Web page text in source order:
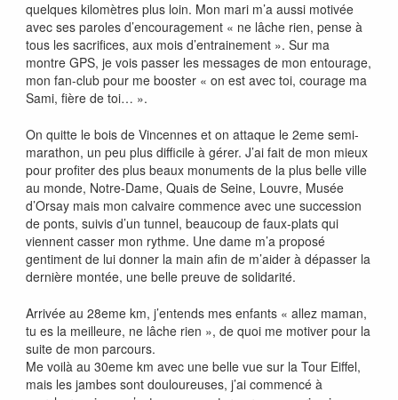
quelques kilomètres plus loin. Mon mari m’a aussi motivée
avec ses paroles d’encouragement « ne lâche rien, pense à
tous les sacrifices, aux mois d’entrainement ». Sur ma
montre GPS, je vois passer les messages de mon entourage,
mon fan-club pour me booster « on est avec toi, courage ma
Sami, fière de toi… ».
On quitte le bois de Vincennes et on attaque le 2eme semi-
marathon, un peu plus difficile à gérer. J’ai fait de mon mieux
pour profiter des plus beaux monuments de la plus belle ville
au monde, Notre-Dame, Quais de Seine, Louvre, Musée
d’Orsay mais mon calvaire commence avec une succession
de ponts, suivis d’un tunnel, beaucoup de faux-plats qui
viennent casser mon rythme. Une dame m’a proposé
gentiment de lui donner la main afin de m’aider à dépasser la
dernière montée, une belle preuve de solidarité.
Arrivée au 28eme km, j’entends mes enfants « allez maman,
tu es la meilleure, ne lâche rien », de quoi me motiver pour la
suite de mon parcours.
Me voilà au 30eme km avec une belle vue sur la Tour Eiffel,
mais les jambes sont douloureuses, j’ai commencé à